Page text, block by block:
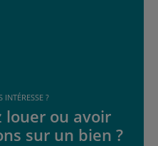
?
louer ou avoir
sur un bien ?